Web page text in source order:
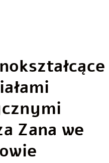
Zana we